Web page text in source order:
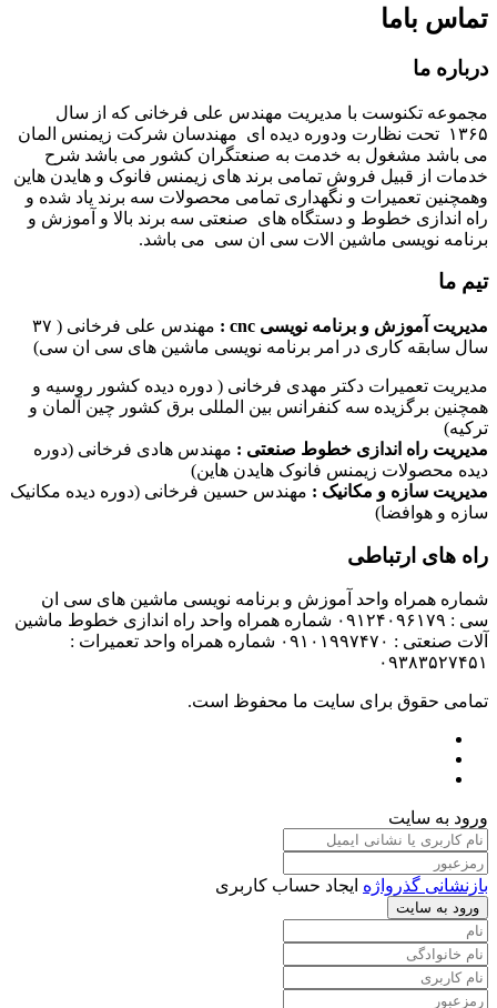
تماس باما
درباره ما
مجموعه تکنوست با مدیریت مهندس علی فرخانی که از سال
۱۳۶۵ تحت نظارت ودوره دیده ای مهندسان شرکت زیمنس المان
می باشد مشغول به خدمت به صنعتگران کشور می باشد شرح
خدمات از قبیل فروش تمامی برند های زیمنس فانوک و هایدن هاین
وهمچنین تعمیرات و نگهداری تمامی محصولات سه برند یاد شده و
راه اندازی خطوط و دستگاه های صنعتی سه برند بالا و آموزش و
برنامه نویسی ماشین الات سی ان سی می باشد.
تیم ما
مدیریت آموزش و برنامه نویسی cnc :
مهندس علی فرخانی ( ۳۷
سال سابقه کاری در امر برنامه نویسی ماشین های سی ان سی)
مدیریت تعمیرات دکتر مهدی فرخانی ( دوره دیده کشور روسیه و
همچنین برگزیده سه کنفرانس بین المللی برق کشور چین آلمان و
ترکیه)
مدیریت راه اندازی خطوط صنعتی : مهندس هادی فرخانی (دوره
دیده محصولات زیمنس فانوک هایدن هاین)
مدیریت سازه و مکانیک : مهندس حسین فرخانی (دوره دیده مکانیک
سازه و هوافضا)
راه های ارتباطی
شماره همراه واحد آموزش و برنامه نویسی ماشین های سی ان
سی : ۰۹۱۲۴۰۹۶۱۷۹ شماره همراه واحد راه اندازی خطوط ماشین
آلات صنعتی : ۰۹۱۰۱۹۹۷۴۷۰ شماره همراه واحد تعمیرات :
۰۹۳۸۳۵۲۷۴۵۱
تمامی حقوق برای سایت ما محفوظ است.
ورود به سایت
بازنشانی گذرواژه ایجاد حساب کاربری
ورود به سایت